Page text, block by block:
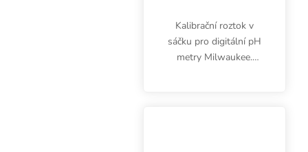
Kalibrační roztok v
sáčku pro digitální pH
metry Milwaukee.